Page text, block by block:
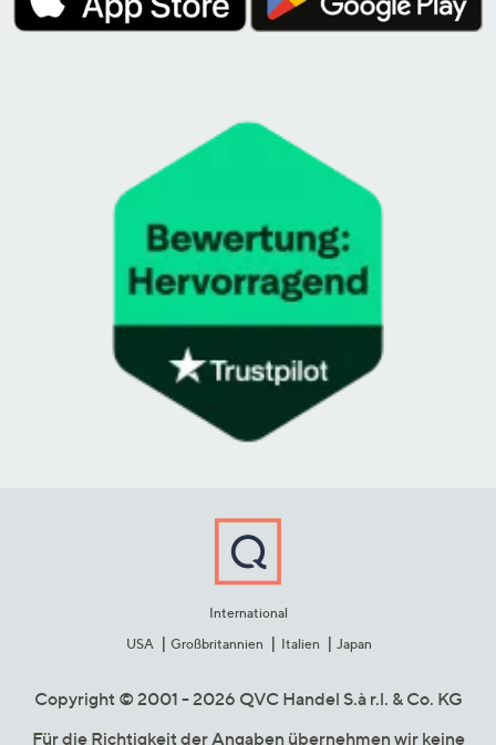
International
USA
Großbritannien Italien Japan
Copyright © 2001 - 2026 QVC Handel S.à r.l. & Co. KG
Für die Richtigkeit der Angaben übernehmen wir keine